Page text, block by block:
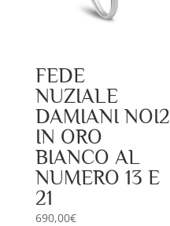
FEDE
NUZIALE
DAMIANI NOI2
IN ORO
BIANCO AL
NUMERO 13 E
21
690,00€